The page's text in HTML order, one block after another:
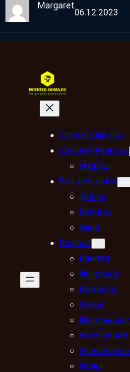
Margaret
06.12.2023
Строительство
Дачный участок
Огород
Всё для дома
Двери
Мебель
Окна
Ремонт
Ванная
Интерьер
Комната
Кухня
Натяжные
Освещение
Отопление
Полы